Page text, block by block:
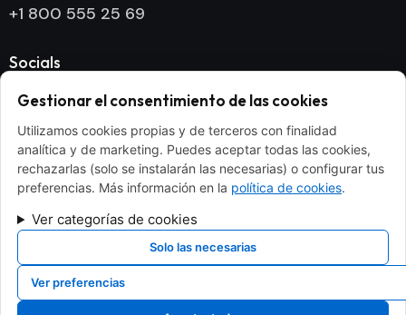
+1 800 555 25 69
Socials
Facebook
Twitter
Dribble
Instagram
Newsletter
[mc4wp_form id="186" element_id="style-9"]
Gestionar el consentimiento de las cookies
Utilizamos cookies propias y de terceros con finalidad
analítica y de marketing. Puedes aceptar todas las cookies,
rechazarlas (solo se instalarán las necesarias) o configurar tus
preferencias. Más información en la política de cookies.
Ver categorías de cookies
Solo las necesarias
Ver preferencias